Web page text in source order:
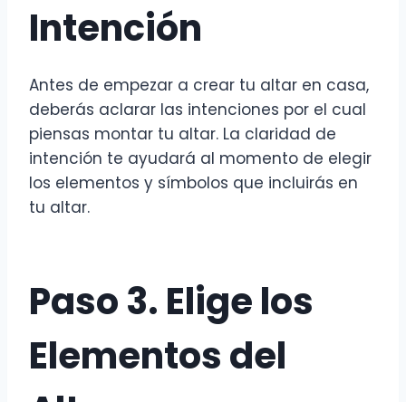
Intención
Antes de empezar a crear tu altar en casa,
deberás aclarar las intenciones por el cual
piensas montar tu altar. La claridad de
intención te ayudará al momento de elegir
los elementos y símbolos que incluirás en
tu altar.
Paso 3. Elige los
Elementos del